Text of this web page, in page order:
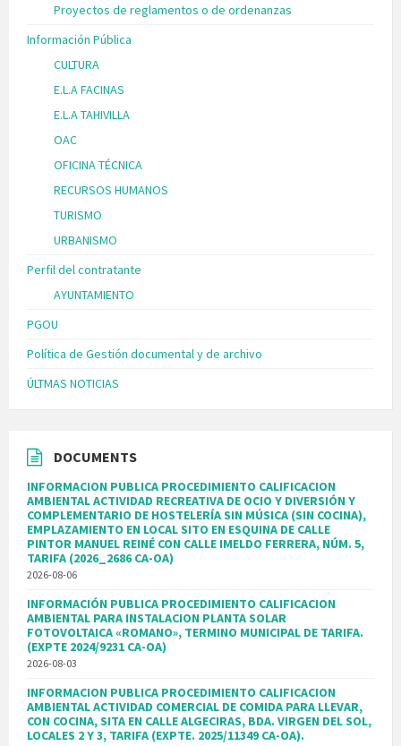
Proyectos de reglamentos o de ordenanzas
Información Pública
CULTURA
E.L.A FACINAS
E.L.A TAHIVILLA
OAC
OFICINA TÉCNICA
RECURSOS HUMANOS
TURISMO
URBANISMO
Perfil del contratante
AYUNTAMIENTO
PGOU
Política de Gestión documental y de archivo
ÚLTMAS NOTICIAS
DOCUMENTS
INFORMACION PUBLICA PROCEDIMIENTO CALIFICACION
AMBIENTAL ACTIVIDAD RECREATIVA DE OCIO Y DIVERSIÓN Y
COMPLEMENTARIO DE HOSTELERÍA SIN MÚSICA (SIN COCINA),
EMPLAZAMIENTO EN LOCAL SITO EN ESQUINA DE CALLE
PINTOR MANUEL REINÉ CON CALLE IMELDO FERRERA, NÚM. 5,
TARIFA (2026_2686 CA-OA)
2026-08-06
INFORMACIÓN PUBLICA PROCEDIMIENTO CALIFICACION
AMBIENTAL PARA INSTALACION PLANTA SOLAR
FOTOVOLTAICA «ROMANO», TERMINO MUNICIPAL DE TARIFA.
(EXPTE 2024/9231 CA-OA)
2026-08-03
INFORMACION PUBLICA PROCEDIMIENTO CALIFICACION
AMBIENTAL ACTIVIDAD COMERCIAL DE COMIDA PARA LLEVAR,
CON COCINA, SITA EN CALLE ALGECIRAS, BDA. VIRGEN DEL SOL,
LOCALES 2 Y 3, TARIFA (EXPTE. 2025/11349 CA-OA).